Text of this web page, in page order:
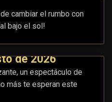
cambiar el rumbo con
bajo el sol!
de 2026
un espectáculo de
más te esperan este